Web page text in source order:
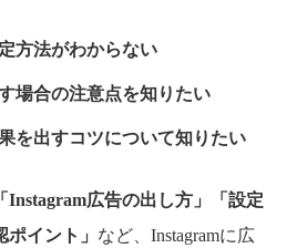
方法がわからない
場合の注意点を知りたい
を出すコツについて知りたい
「Instagram広告の出し方」「設定
イント」 など、Instagramに広